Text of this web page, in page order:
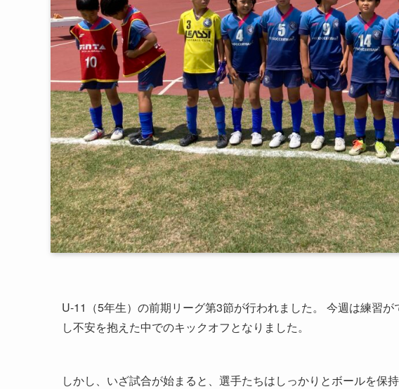
U-11（5年生）の前期リーグ第3節が行われました。 今週は練習
し不安を抱えた中でのキックオフとなりました。
しかし、いざ試合が始まると、選手たちはしっかりとボールを保